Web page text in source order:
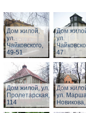
Дом жилой,
ул.
Чайковского,
49-51
Дом
ул.
47
Дом жилой, ул.
Пролетарская,
114
Дом
ул.